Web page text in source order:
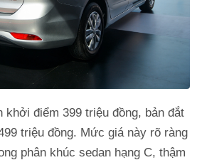
khởi điểm 399 triệu đồng, bản đắt
triệu đồng. Mức giá này rõ ràng
phân khúc sedan hạng C, thậm